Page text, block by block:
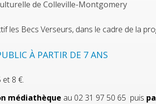
de Colleville-Montgomery
les Becs Verseurs, dans le cadre de la
À PARTIR DE 7 ANS
8 €.
médiathèque au 02 31 97 50 65 puis